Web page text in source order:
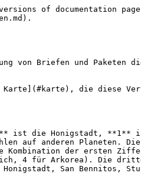
of documentation
von Briefen und Paketen
Karte](#karte), die diese
ist die Honigstadt, **1**
auf anderen Planeten.
der ersten
4 für Arkorea). Die
San Bennitos,